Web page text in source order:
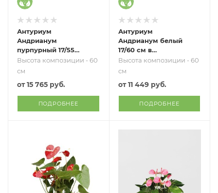
Антуриум
Андрианум
пурпурный 17/55
см в QUADRO LS 28
Высота композиции - 60
см
от15 765 руб.
ПОДРОБНЕЕ
Антуриум
Андрианум белый
17/60 см в
CLASSICO LS 21
Высота композиции - 60
см
от11 449 руб.
ПОДРОБНЕЕ